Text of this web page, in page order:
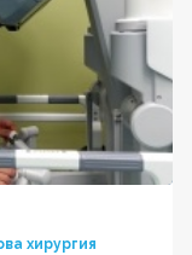
хирургия